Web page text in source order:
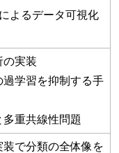
よるデータ可視化
の実装
過学習を抑制する手
多重共線性問題
装で分類の全体像を